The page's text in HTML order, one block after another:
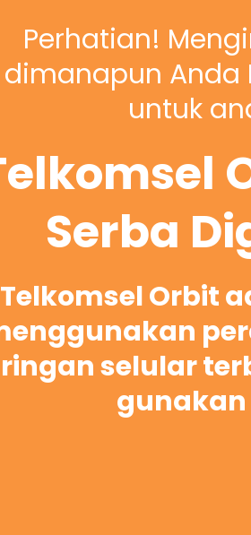
Perhatian!
dimanapun Anda
untuk
Serba
Telkomsel Orbit
selular